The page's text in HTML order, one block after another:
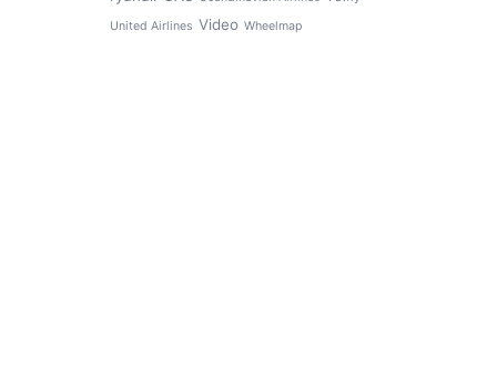
United Airlines Video Wheelmap